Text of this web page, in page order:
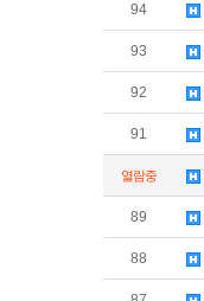
94
93
92
91
열람중
89
88